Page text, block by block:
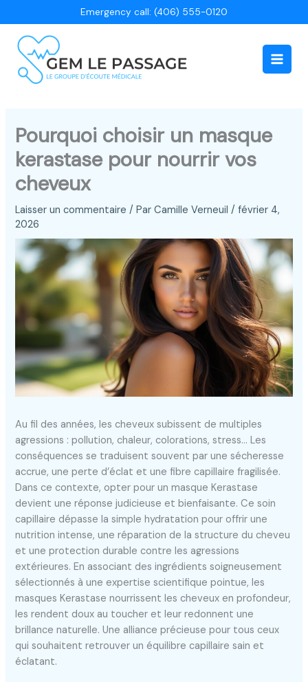
au
contenu
Emergency call: (406) 555-0120
Main
Pourquoi choisir un masque
kerastase pour nourrir vos
cheveux
Laisser un commentaire / ParCamille Verneuil/février 4,
2026
Au fil des années, les cheveux subissent de multiples
agressions : pollution, chaleur, colorations, stress… Les
conséquences se traduisent souvent par une sécheresse
accrue, une perte d’éclat et une fibre capillaire fragilisée.
Dans ce contexte, opter pour un masque Kerastase
devient une réponse judicieuse et bienfaisante. Ce soin
capillaire dépasse la simple hydratation pour offrir une
nutrition intense, une réparation de la structure du cheveu
et une protection durable contre les agressions
extérieures. En associant des ingrédients soigneusement
sélectionnés à une expertise scientifique pointue, les
masques Kerastase nourrissent les cheveux en profondeur,
les rendent doux au toucher et leur redonnent une
brillance naturelle. Une alliance précieuse pour tous ceux
qui souhaitent retrouver un équilibre capillaire sain et
éclatant.